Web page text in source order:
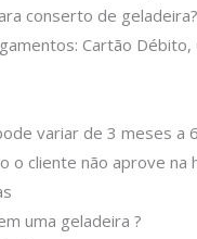
conserto de geladeira?
Cartão Débito,
variar de 3 meses a
o cliente não aprove na
uma geladeira ?